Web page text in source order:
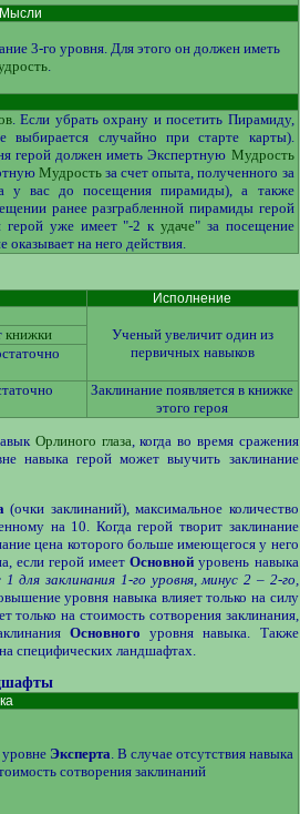
3-го уровня. Для этого он должен иметь
.
. Если убрать охрану и посетить Пирамиду,
выбирается случайно при старте карты).
герой должен иметь Экспертную Мудрость
Мудрость за счет опыта, полученного за
у вас до посещения пирамиды), а также
ранее разграбленной пирамиды герой
уже имеет "-2 к удаче" за посещение
на него действия.
Исполнение
Ученый увеличит один из
первичных навыков
книжки
Заклинание появляется в книжке
этого героя
Орлиного глаза, когда во время сражения
навыка герой может выучить заклинание
(очки заклинаний), максимальное количество
на 10. Когда герой творит заклинание
цена которого больше имеющегося у него
если герой имеетОсновной уровень навыка
1 для заклинания 1-го уровня, минус 2 – 2-го,
уровня навыка влияет только на силу
только на стоимость сотворения заклинания,
Основного уровня навыка. Также
специфических ландшафтах.
уровне Эксперта. В случае отсутствия навыка
сотворения заклинаний